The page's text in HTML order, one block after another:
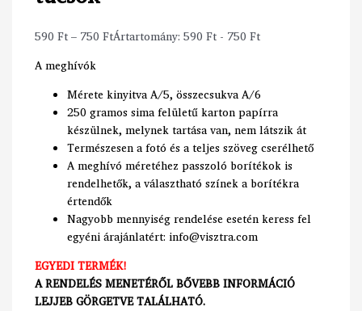
590 Ft– 750 FtÁrtartomány: 590 Ft - 750 Ft
A meghívók
Mérete kinyitva A/5, összecsukva A/6
250 gramos sima felületű karton papírra
készülnek, melynek tartása van, nem látszik át
Természesen a fotó és a teljes szöveg cserélhető
A meghívó méretéhez passzoló borítékok is
rendelhetők, a választható színek a borítékra
értendők
Nagyobb mennyiség rendelése esetén keress fel
egyéni árajánlatért: info@visztra.com
EGYEDI TERMÉK!
A RENDELÉS MENETÉRŐL BŐVEBB INFORMÁCIÓ
LEJJEB GÖRGETVE TALÁLHATÓ.